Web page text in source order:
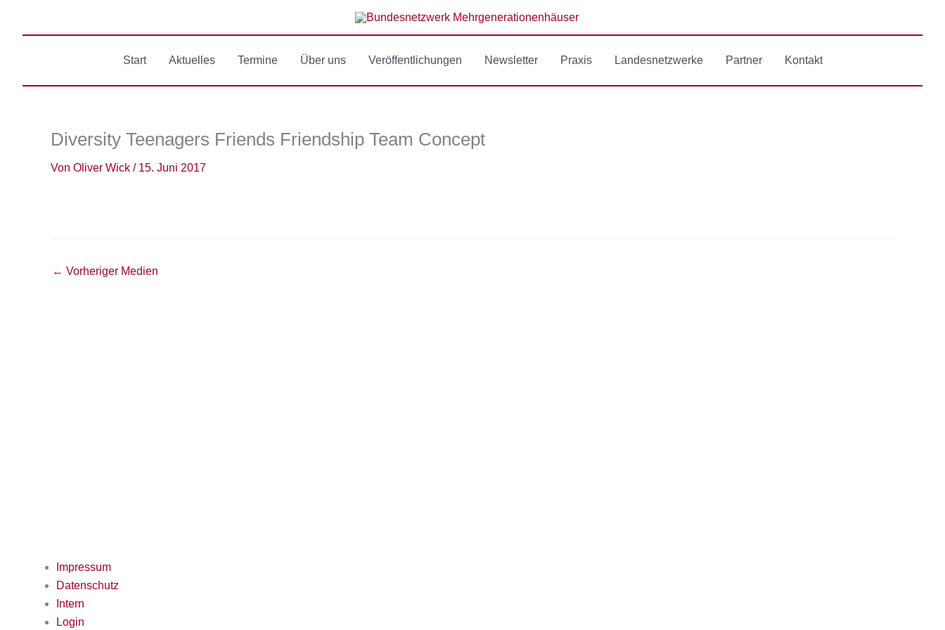
Start
Aktuelles Termine Über uns Veröffentlichungen Newsletter Praxis Landesnetzwerke Partner Kontakt
Diversity Teenagers Friends Friendship Team Concept
Von Oliver Wick / 15. Juni 2017
← Vorheriger Medien
Impressum
Datenschutz
Intern
Login